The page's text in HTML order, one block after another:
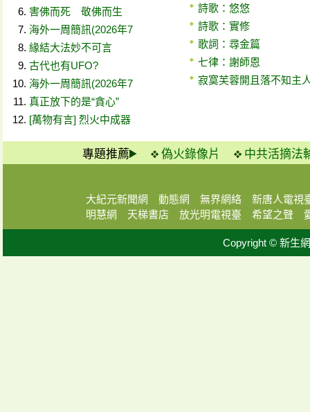
害佛而死 敬佛而生
海外一周簡訊(2026年7
緣結大法妙不可言
古代也有UFO?
海外一周簡訊(2026年7
真正放下的是“貪心”
[萬物有言] 烈火中成器
詩歌：悠悠
詩歌：實修
歌詞：尋金篇
七律：謝師恩
寂寞芙蓉開且落不知主
專題推薦 偽火錄像片 中共活摘法
大紀元新聞網 動態網 無界網絡
新唐人電視
明慧網
天梯書店 放光明電視臺 希望之聲
Copyright © 新生